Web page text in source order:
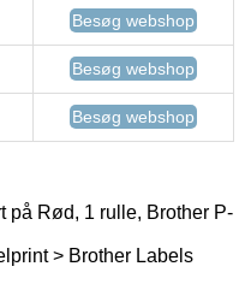
Besøg webshop
Besøg webshop
Besøg webshop
på Rød, 1 rulle, Brother P-
> Brother Labels